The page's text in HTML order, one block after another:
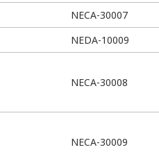
NECA-30007
NEDA-10009
NECA-30008
NECA-30009